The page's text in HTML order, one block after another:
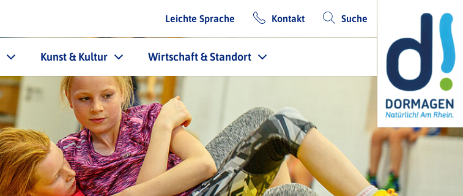
Leichte Sprache Kontakt Suche
Kunst & Kultur Wirtschaft & Standort